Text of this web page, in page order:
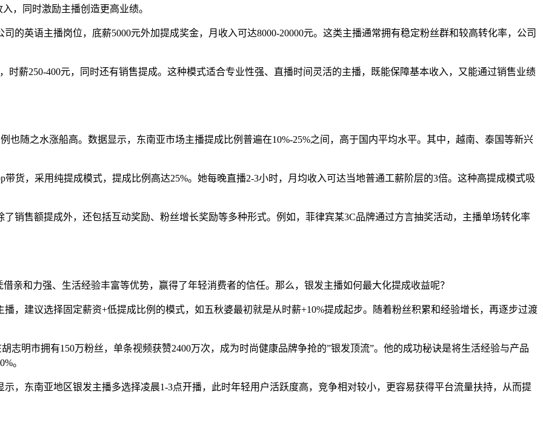
，同时激励主播创造更高业绩。
的英语主播岗位，底薪5000元外加提成奖金，月收入可达8000-20000元。这类主播通常拥有稳定粉丝群和较高转化率，公司
时薪250-400元，同时还有销售提成。这种模式适合专业性强、直播时间灵活的主播，既能保障基本收入，又能通过销售业绩
也随之水涨船高。数据显示，东南亚市场主播提成比例普遍在10%-25%之间，高于国内平均水平。其中，越南、泰国等新兴
带货，采用纯提成模式，提成比例高达25%。她每晚直播2-3小时，月均收入可达当地普通工薪阶层的3倍。这种高提成模式吸
销售额提成外，还包括互动奖励、粉丝增长奖励等多种形式。例如，菲律宾某3C品牌通过方言抽奖活动，主播单场转化率
亲和力强、生活经验丰富等优势，赢得了年轻消费者的信任。那么，银发主播如何最大化提成收益呢？
，建议选择固定薪资+低提成比例的模式，如五秋婆最初就是从时薪+10%提成起步。随着粉丝积累和经验增长，再逐步过渡
志明市拥有150万粉丝，单条视频获赞2400万次，成为时尚健康品牌争抢的”银发顶流”。他的成功秘诀是将生活经验与产品
。
，东南亚地区银发主播多选择凌晨1-3点开播，此时年轻用户活跃度高，竞争相对较小，更容易获得平台流量扶持，从而提